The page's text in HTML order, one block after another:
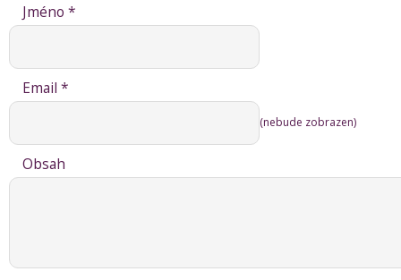
Jméno *
Email *
(nebude zobrazen)
Obsah